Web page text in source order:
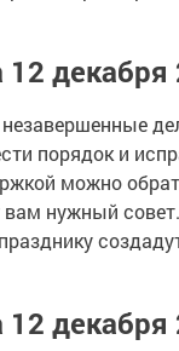
12
порядок и
можно
нужный
12